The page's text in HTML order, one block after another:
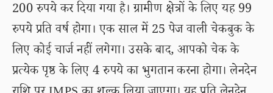
200 रुपये कर दिया गया है। ग्रामीण क्षेत्रों के लिए यह 99
रुपये प्रति वर्ष होगा। एक साल में 25 पेज वाली चेकबुक के
लिए कोई चार्ज नहीं लगेगा। उसके बाद, आपको चेक के
प्रत्येक पृष्ठ के लिए 4 रुपये का भुगतान करना होगा। लेनदेन